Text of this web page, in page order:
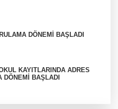
DÖNEMİ BAŞLADI
KAYITLARINDA ADRES
DÖNEMİ BAŞLADI